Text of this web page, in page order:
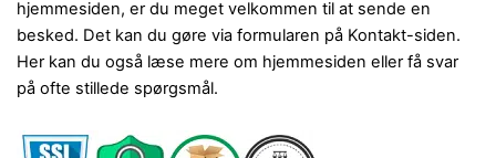
hjemmesiden, er du meget velkommen til at sende en
besked. Det kan du gøre via formularen på Kontakt-siden.
Her kan du også læse mere om hjemmesiden eller få svar
på ofte stillede spørgsmål.